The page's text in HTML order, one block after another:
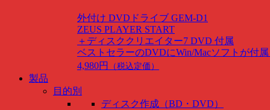
外付け DVDドライブ GEM-D1
ZEUS PLAYER START
＋ディスククリエイター7 DVD 付属
ベストセラーのDVDにWin/Macソフトが付
4,980円
（税込定価）
製品
目的別
ディスク作成（BD・DVD）